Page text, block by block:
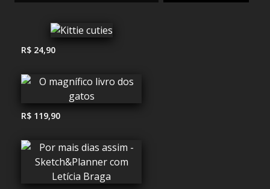
R$ 24,90
R$ 119,90